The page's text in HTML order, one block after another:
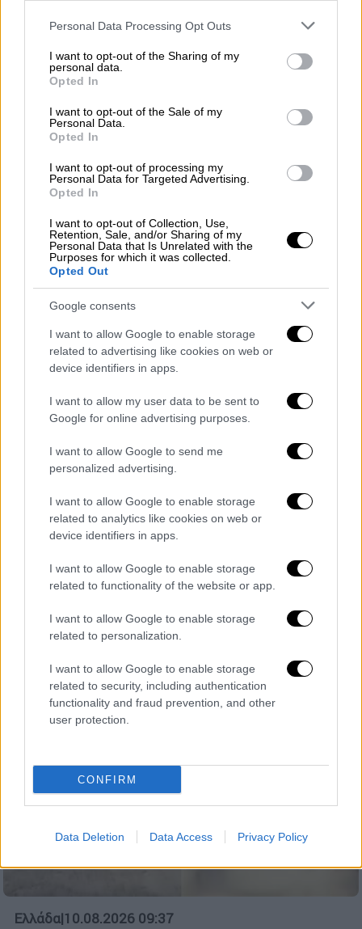
Please note that this website/app uses one or more Google
not limited to your visit or usage behaviour. You may click to
grant or deny consent to Google and its third-party tags to
use your data for below specified purposes in below Google
consent section.
Personal Data Processing Opt Outs
I want to opt-out of the Sharing of my
personal data.
Opted In
I want to opt-out of the Sale of my
Personal Data.
Opted In
I want to opt-out of processing my
Personal Data for Targeted Advertising.
Opted In
I want to opt-out of Collection, Use,
Retention, Sale, and/or Sharing of my
Personal Data that Is Unrelated with the
Purposes for which it was collected.
Opted Out
Google consents
I want to allow Google to enable storage
related to advertising like cookies on web or
device identifiers in apps.
I want to allow my user data to be sent to
Google for online advertising purposes.
I want to allow Google to send me
personalized advertising.
I want to allow Google to enable storage
related to analytics like cookies on web or
device identifiers in apps.
I want to allow Google to enable storage
related to functionality of the website or app.
I want to allow Google to enable storage
related to personalization.
I want to allow Google to enable storage
related to security, including authentication
functionality and fraud prevention, and other
user protection.
CONFIRM
Data Deletion Data Access Privacy Policy
Ελλάδα|10.08.2026 10:37
αποζημιώσεις στους πυρόπληκτους -
Ποιοι δικαιούνται έως 6.000 ευρώ
Από την καταγραφή στο Πόρτο Γερμενό
προέκυψαν 79 σπίτια που χαρακτηρίστηκαν
Ελλάδα|10.08.2026 10:29
«Βρισιές, σπρωξιές και χειρονομίες»:
διαδηλωτές που φώναζαν υπέρ της
Παλαιστίνης στο Αγκίστρι
«Απερίγραπτες σκηνές...»
Ελλάδα|10.08.2026 09:37